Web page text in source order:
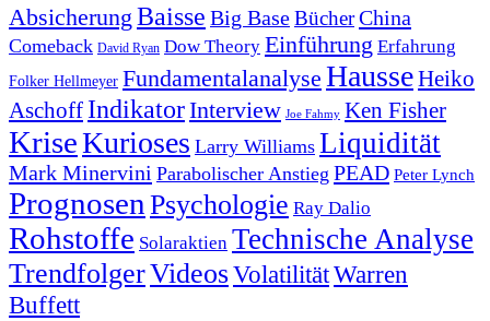
Absicherung Baisse Big BaseBücherChina
Comeback David Ryan Dow Theory Einführung Erfahrung
Folker Hellmeyer Fundamentalanalyse HausseHeiko
Aschoff IndikatorInterview Joe Fahmy Ken Fisher
KriseKurioses Larry Williams Liquidität
Mark Minervini Parabolischer Anstieg PEAD Peter Lynch
Prognosen Psychologie Ray Dalio
Rohstoffe Solaraktien Technische Analyse
TrendfolgerVideosVolatilitätWarren
Buffett